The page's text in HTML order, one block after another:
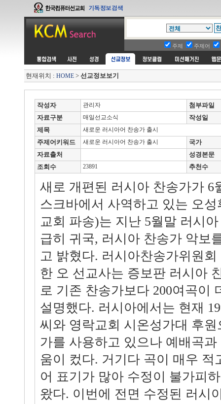
주제 주제어
현재위치 : HOME > 선교정보보기
작성자 관리자
첨부파일
자료구분
매일선교소식
작성일
제목
새로운 러시아어 찬송가 출시
주제어키워드 새로운 러시아어 찬송가 출시
국가
자료출처
성경본문
조회수
23891 추천수
새로 개편된 러시아 찬송가가 6
스크바에서 사역하고 있는 오
교회 파송)는 지난 5월말 러시
급히 귀국, 러시아 찬송가 악보
고 밝혔다. 러시아찬송가위원
한 오 선교사는 증보판 러시아
로 기존 찬송가보다 200여곡이
설명했다. 러시아에서는 현재
씨와 영락교회 시온성가대 후
가를 사용하고 있으나 예배곡
움이 컸다. 거기다 곡이 매우 적
어 표기가 많아 수정이 불가피
왔다. 이번에 전면 수정된 러시